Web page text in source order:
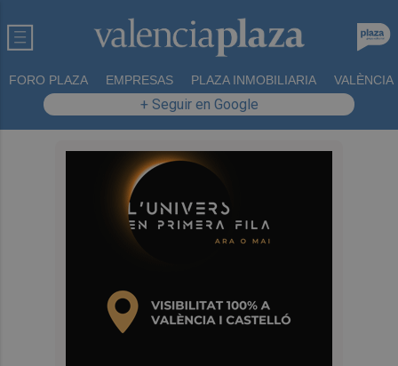
FORO PLAZA EMPRESAS PLAZA INMOBILIARIA VALÈNCIA
+ Seguir en Google